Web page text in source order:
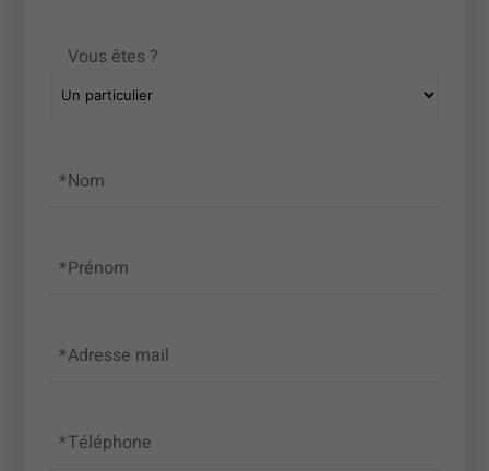
Vous êtes ?
Nom
Prénom
Adresse mail
Téléphone